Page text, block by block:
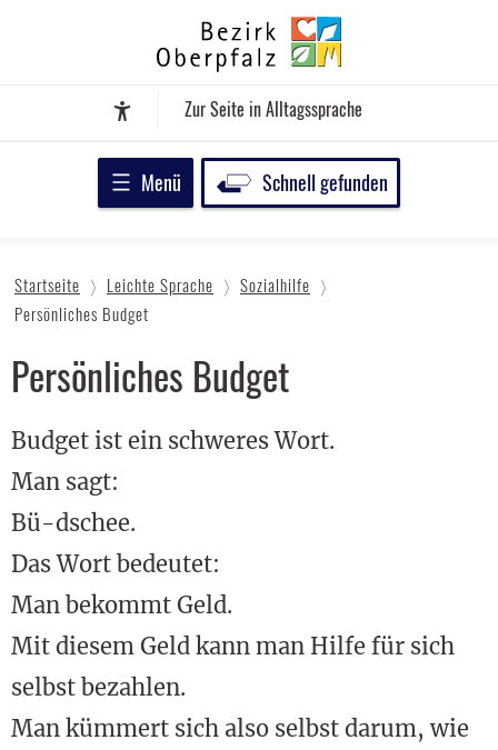
Bezirk
Oberpfalz
Zur Seite in Alltagssprache
Menü Schnell gefunden
Startseite Leichte Sprache
Sozialhilfe
Persönliches Budget
Persönliches Budget
Budget ist ein schweres Wort.
Man sagt:
Bü-dschee.
Das Wort bedeutet:
Man bekommt Geld.
Mit diesem Geld kann man Hilfe für sich
selbst bezahlen.
Man kümmert sich also selbst darum, wie